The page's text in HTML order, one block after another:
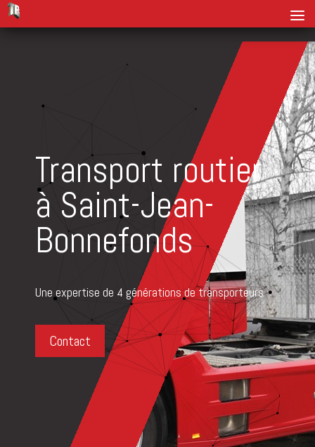
Transport routier
à Saint-Jean-
Bonnefonds
Une expertise de 4 générations de transporteurs
Contact